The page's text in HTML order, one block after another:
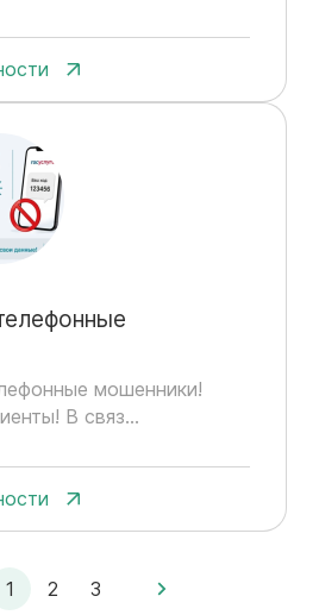
мошенники!
В связ...
1 2 3